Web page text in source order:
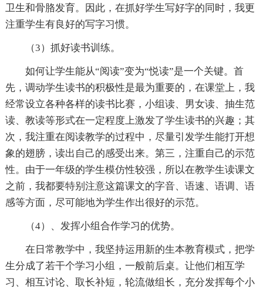
卫生和骨胳发育。因此，在抓好学生写好字的同时，我更
注重学生有良好的写字习惯。
（3）抓好读书训练。
如何让学生能从“阅读”变为“悦读”是一个关键。首
先，调动学生读书的积极性是最为重要的，在课堂上，我
经常设立各种各样的读书比赛，小组读、男女读、抽生范
读、教读等形式在一定程度上激发了学生读书的兴趣；其
次，我注重在阅读教学的过程中，尽量引发学生能打开想
象的翅膀，读出自己的感受出来。第三，注重自己的示范
性。由于一年级的学生模仿性较强，所以在教学生读课文
之前，我都要特别注意这篇课文的字音、语速、语调、语
感等方面，尽可能地为学生作出很好的示范。
（4）、发挥小组合作学习的优势。
在日常教学中，我坚持运用新的生本教育模式，把学
生分成了若干个学习小组，一般前后桌。让他们相互学
习、相互讨论、取长补短，轮流做组长，充分发挥每个小